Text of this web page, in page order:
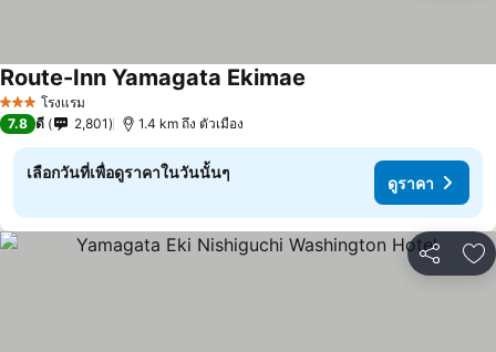
3 ดาว โรงแรม
Route-Inn Yamagata Ekimae
7.8 ดี 2,801 1.4 km ถึง ตัวเมือง
เลือกวันที่เพื่อดูราคาในวันนั้นๆ
ดูราคา
แชร์ เ